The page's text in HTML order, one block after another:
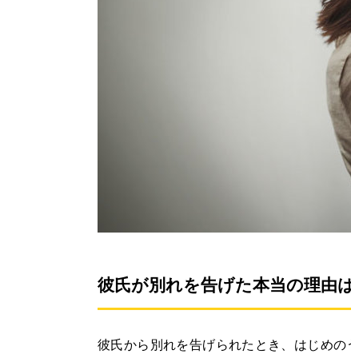
彼氏が別れを告げた本当の理由
彼氏から別れを告げられたとき、はじめ